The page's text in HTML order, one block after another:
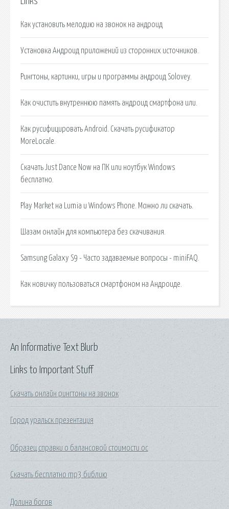
Как установить мелодию на звонок на андроид
Установка Андроид приложений из сторонних источников.
Рингтоны, картинки, игры и программы андроид Solovey.
Как очистить внутреннюю память андроид смартфона или.
Как русифицировать Android. Скачать русификатор
MoreLocale.
Скачать Just Dance Now на ПК или ноутбук Windows
бесплатно.
Play Market на Lumia и Windows Phone. Можно ли скачать.
Шазам онлайн для компьютера без скачивания.
Samsung Galaxy S9 - Часто задаваемые вопросы - miniFAQ.
Как новичку пользоваться смартфоном на Андроиде.
Links to Important Stuff
Скачать онлайн рингтоны на звонок
Город уральск презентация
Образец справки о балансовой стоимости ос
Скачать бесплатно mp3 библию
Долина богов
An Informative Text Blurb